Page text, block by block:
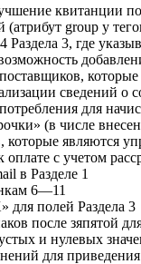
квитанции
group у
Раздела 3, где
сведений о
для
(в числе
которые являются
с учетом
в Разделе 1
6—11
для полей Раздела 3
после зяпятой
и нулевых
для